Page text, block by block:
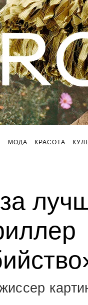
МОДА КРАСОТА